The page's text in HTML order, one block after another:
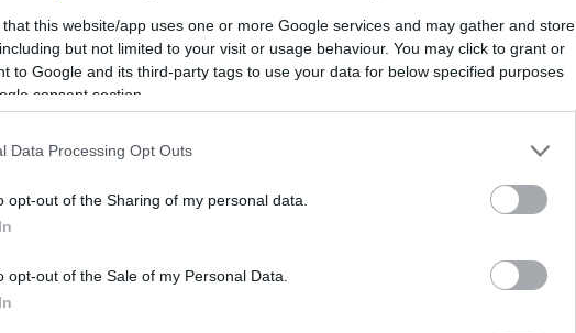
that this website/app uses one or more Google services and may gather and store
but not limited to your visit or usage behaviour. You may click to grant or
to Google and its third-party tags to use your data for below specified purposes
consent section.
Data Processing Opt Outs
opt-out of the Sharing of my personal data.
opt-out of the Sale of my Personal Data.